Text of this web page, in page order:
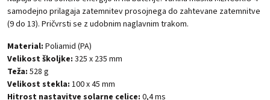
samodejno prilagaja zatemnitev prosojnega do zahtevane zatemnitve
(9 do 13). Pričvrsti se z udobnim naglavnim trakom.
Material: Poliamid (PA)
Velikost školjke: 325 x 235 mm
Teža: 528 g
Velikost stekla: 100 x 45 mm
Hitrost nastavitve solarne celice: 0,4 ms